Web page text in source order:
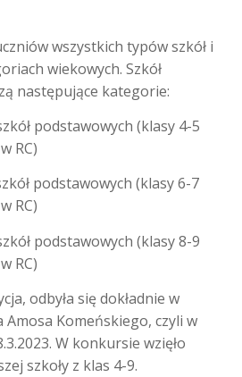
wszystkich typów szkół i
wiekowych. Szkół
następujące kategorie:
podstawowych (klasy 4-5
RC)
podstawowych (klasy 6-7
RC)
podstawowych (klasy 8-9
RC)
odbyła się dokładnie w
Amosa Komeńskiego, czyli w
W konkursie wzięło
szkoły z klas 4-9.